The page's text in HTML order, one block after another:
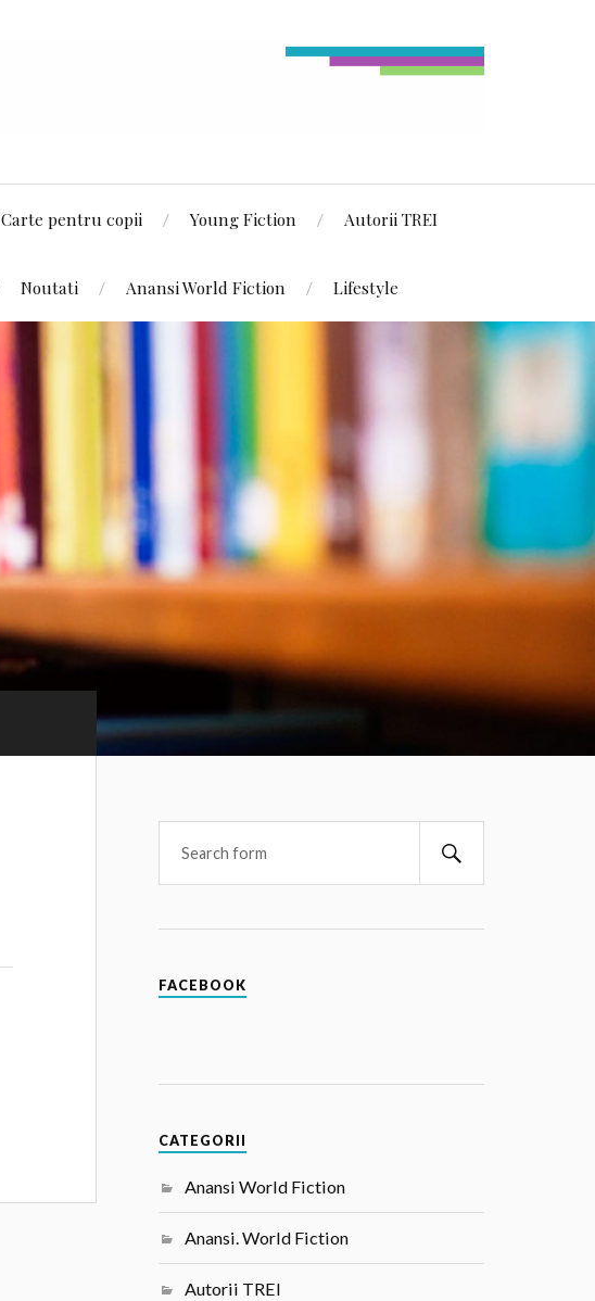
Carte pentru copii Young Fiction Autorii TREI
Noutati Anansi World Fiction Lifestyle
FACEBOOK
CATEGORII
Anansi World Fiction
Anansi. World Fiction
Autorii TREI